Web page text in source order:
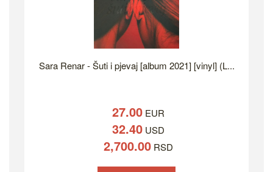
Sara Renar - Šuti i pjevaj [album 2021] [vinyl] (L...
27.00EUR
32.40USD
2,700.00RSD